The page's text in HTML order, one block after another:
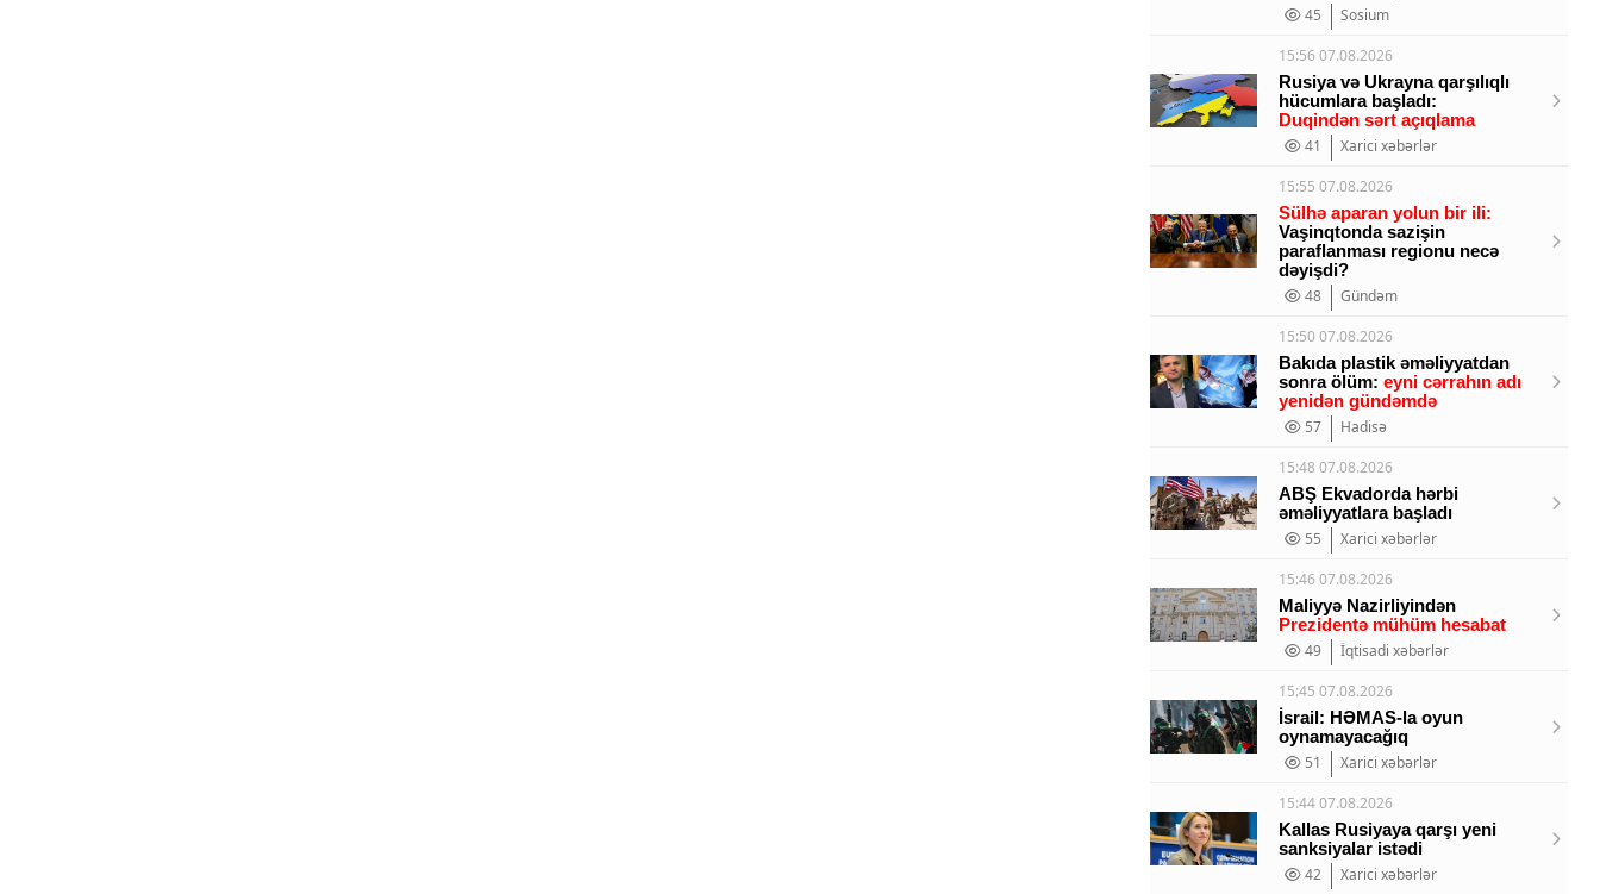
45
Sosium
15:56 07.08.2026
Rusiya və Ukrayna qarşılıqlı
hücumlara başladı:
Duqindən sərt açıqlama
41
Xarici xəbərlər
15:55 07.08.2026
Sülhə aparan yolun bir ili:
Vaşinqtonda sazişin
paraflanması regionu necə
dəyişdi?
48
Gündəm
15:50 07.08.2026
Bakıda plastik əməliyyatdan
sonra ölüm: eyni cərrahın adı
yenidən gündəmdə
57
Hadisə
15:48 07.08.2026
ABŞ Ekvadorda hərbi
əməliyyatlara başladı
55
Xarici xəbərlər
15:46 07.08.2026
Maliyyə Nazirliyindən
Prezidentə mühüm hesabat
49
İqtisadi xəbərlər
15:45 07.08.2026
İsrail: HƏMAS-la oyun
oynamayacağıq
51
Xarici xəbərlər
15:44 07.08.2026
Kallas Rusiyaya qarşı yeni
sanksiyalar istədi
42
Xarici xəbərlər